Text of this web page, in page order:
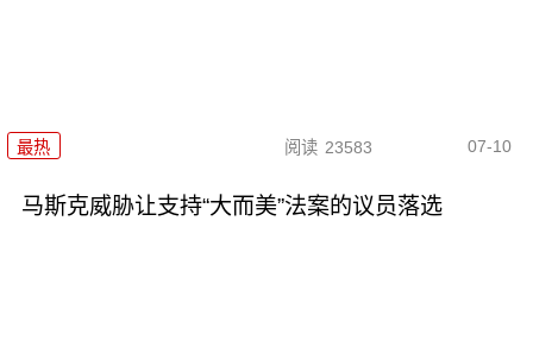
最热 阅读 23583 07-10
马斯克威胁让支持“大而美”法案的议员落选